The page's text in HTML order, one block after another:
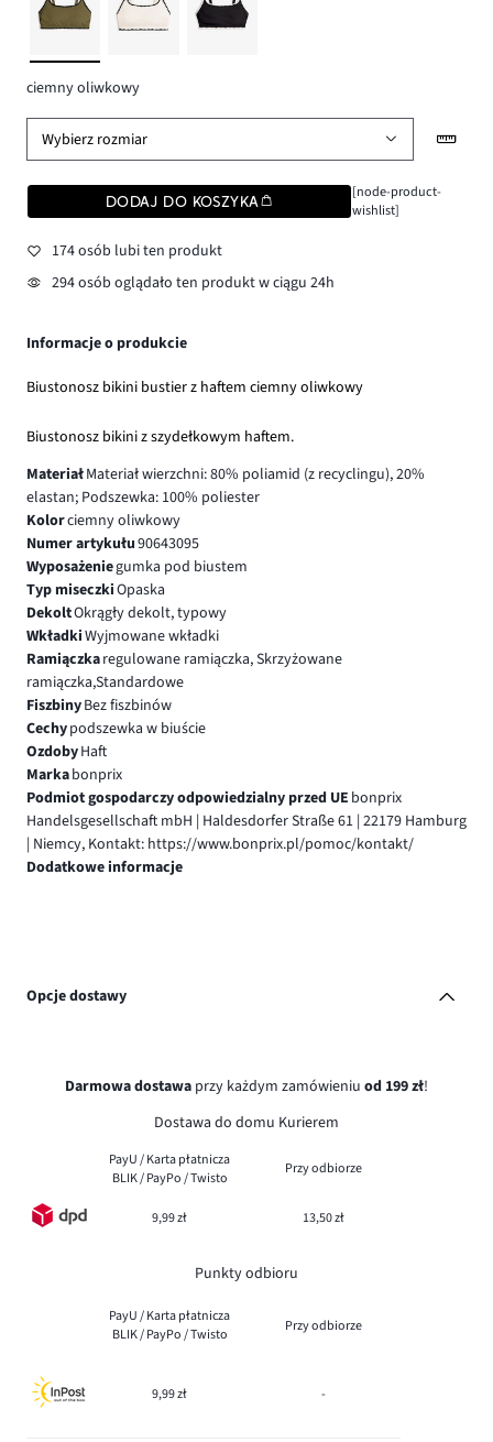
ciemny oliwkowy
Wybierz rozmiar
DODAJ DO KOSZYKA
[node-product-
wishlist]
174 osób lubi ten produkt
294 osób oglądało ten produkt w ciągu 24h
Informacje o produkcie
Biustonosz bikini bustier z haftem ciemny oliwkowy
Biustonosz bikini z szydełkowym haftem.
MateriałMateriał wierzchni: 80% poliamid (z recyclingu), 20%
elastan; Podszewka: 100% poliester
Kolorciemny oliwkowy
Numer artykułu90643095
Wyposażeniegumka pod biustem
Typ miseczkiOpaska
DekoltOkrągły dekolt, typowy
WkładkiWyjmowane wkładki
Ramiączkaregulowane ramiączka, Skrzyżowane
ramiączka,Standardowe
FiszbinyBez fiszbinów
Cechypodszewka w biuście
OzdobyHaft
Markabonprix
Podmiot gospodarczy odpowiedzialny przed UE bonprix
Handelsgesellschaft mbH | Haldesdorfer Straße 61 | 22179 Hamburg
| Niemcy, Kontakt: https://www.bonprix.pl/pomoc/kontakt/
Dodatkowe informacje
Opcje dostawy
Darmowa dostawa przy każdym zamówieniu od 199 zł!
Dostawa do domu Kurierem
PayU / Karta płatnicza
BLIK / PayPo / Twisto
Przy odbiorze
9,99 zł 13,50 zł
Punkty odbioru
PayU / Karta płatnicza
BLIK / PayPo / Twisto
Przy odbiorze
9,99 zł -